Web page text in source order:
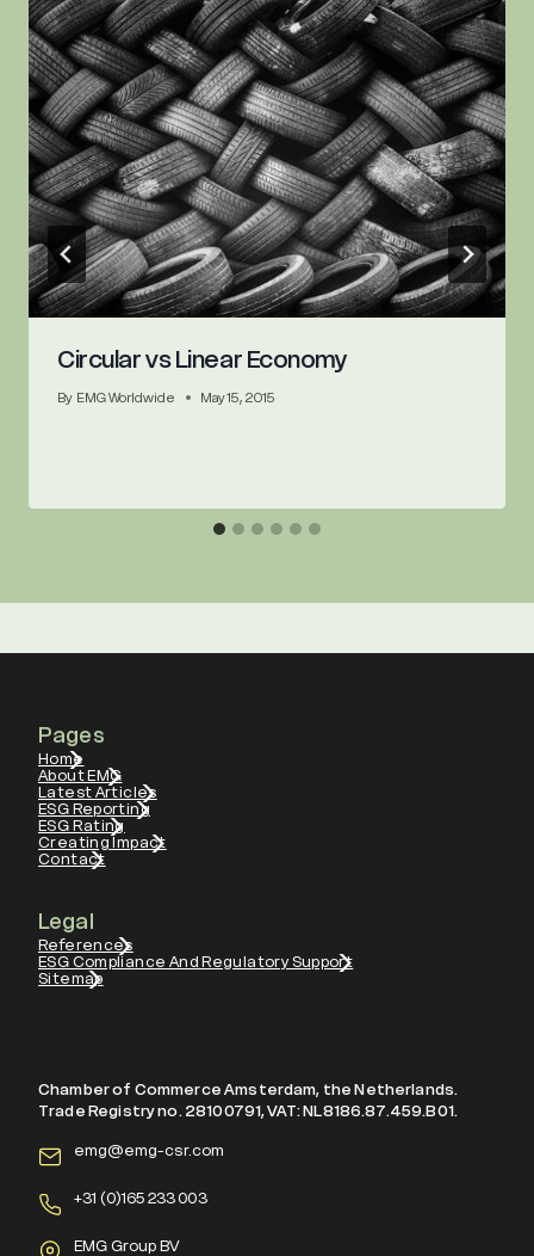
Circular vs Linear Economy
By EMG Worldwide May 15, 2015
Pages
Home
About EMG
Latest Articles
ESG Reporting
ESG Rating
Creating Impact
Contact
Legal
References
ESG Compliance And Regulatory Support
Sitemap
Chamber of Commerce Amsterdam, the Netherlands.
Trade Registry no. 28100791, VAT: NL8186.87.459.B01.
emg@emg-csr.com
+31 (0)165 233 003
EMG Group BV